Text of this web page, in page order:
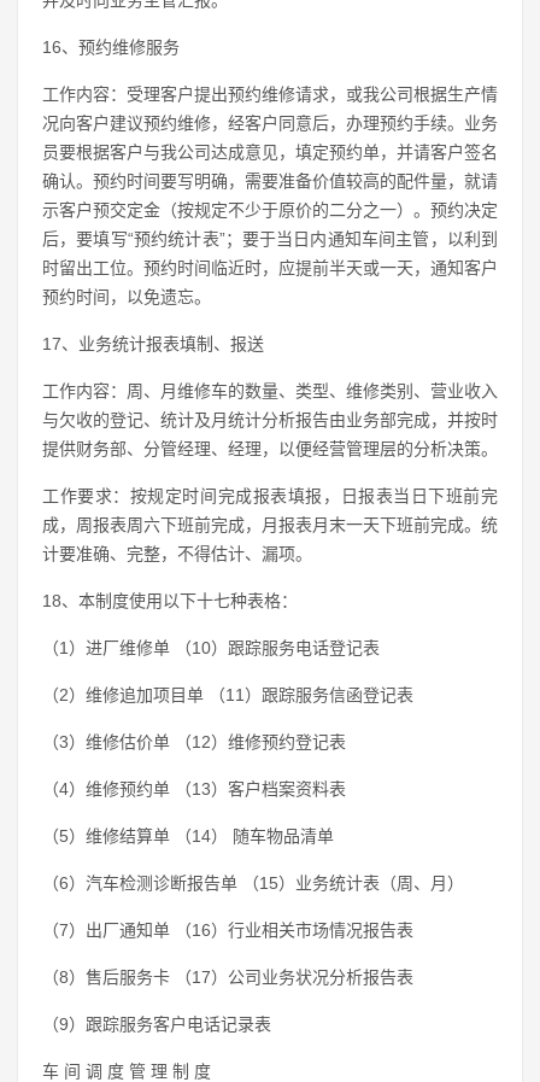
16、预约维修服务
工作内容：受理客户提出预约维修请求，或我公司根据生产情
况向客户建议预约维修，经客户同意后，办理预约手续。业务
员要根据客户与我公司达成意见，填定预约单，并请客户签名
确认。预约时间要写明确，需要准备价值较高的配件量，就请
示客户预交定金（按规定不少于原价的二分之一）。预约决定
后，要填写“预约统计表”；要于当日内通知车间主管，以利到
时留出工位。预约时间临近时，应提前半天或一天，通知客户
预约时间，以免遗忘。
17、业务统计报表填制、报送
工作内容：周、月维修车的数量、类型、维修类别、营业收入
与欠收的登记、统计及月统计分析报告由业务部完成，并按时
提供财务部、分管经理、经理，以便经营管理层的分析决策。
工作要求：按规定时间完成报表填报，日报表当日下班前完
成，周报表周六下班前完成，月报表月末一天下班前完成。统
计要准确、完整，不得估计、漏项。
18、本制度使用以下十七种表格：
（1）进厂维修单 （10）跟踪服务电话登记表
（2）维修追加项目单 （11）跟踪服务信函登记表
（3）维修估价单 （12）维修预约登记表
（4）维修预约单 （13）客户档案资料表
（5）维修结算单 （14） 随车物品清单
（6）汽车检测诊断报告单 （15）业务统计表（周、月）
（7）出厂通知单 （16）行业相关市场情况报告表
（8）售后服务卡 （17）公司业务状况分析报告表
（9）跟踪服务客户电话记录表
车 间 调 度 管 理 制 度